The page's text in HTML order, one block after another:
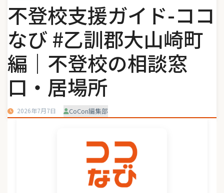
不登校支援ガイド-ココ
なび #乙訓郡大山崎町
編｜不登校の相談窓
口・居場所
2026年7月7日 CoCon編集部